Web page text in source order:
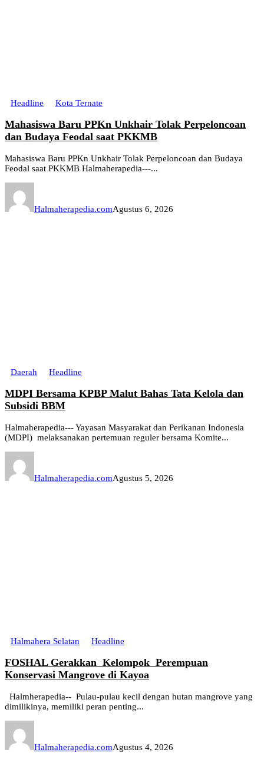
Headline Kota Ternate
Mahasiswa Baru PPKn Unkhair Tolak Perpeloncoan
dan Budaya Feodal saat PKKMB
Mahasiswa Baru PPKn Unkhair Tolak Perpeloncoan dan Budaya
Feodal saat PKKMB Halmaherapedia---...
Halmaherapedia.comAgustus 6, 2026
Daerah Headline
MDPI Bersama KPBP Malut Bahas Tata Kelola dan
Subsidi BBM
Halmaherapedia--- Yayasan Masyarakat dan Perikanan Indonesia
(MDPI) melaksanakan pertemuan reguler bersama Komite...
Halmaherapedia.comAgustus 5, 2026
Halmahera Selatan Headline
FOSHAL Gerakkan Kelompok Perempuan
Konservasi Mangrove di Kayoa
Halmherapedia-- Pulau-pulau kecil dengan hutan mangrove yang
dimilikinya, memiliki peran penting...
Halmaherapedia.comAgustus 4, 2026